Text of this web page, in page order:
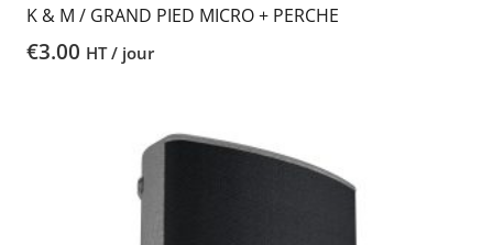
K & M / GRAND PIED MICRO + PERCHE
€3.00 HT / jour